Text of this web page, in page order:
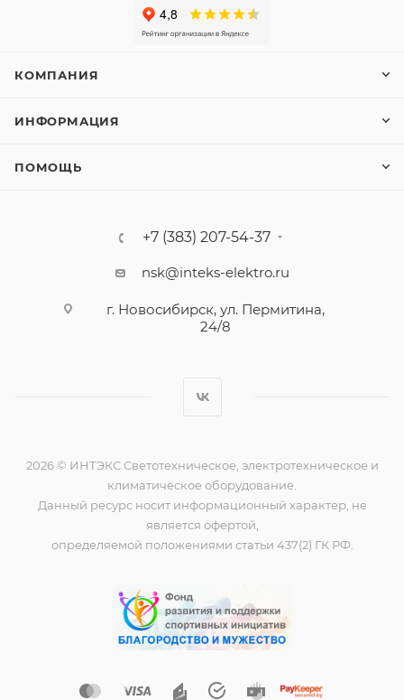
КОМПАНИЯ
ИНФОРМАЦИЯ
ПОМОЩЬ
+7 (383) 207-54-37
nsk@inteks-elektro.ru
г. Новосибирск, ул. Пермитина,
24/8
2026 © ИНТЭКС Светотехническое, электротехническое и
климатическое оборудование.
Данный ресурс носит информационный характер, не
является офертой,
определяемой положениями статьи 437(2) ГК РФ.